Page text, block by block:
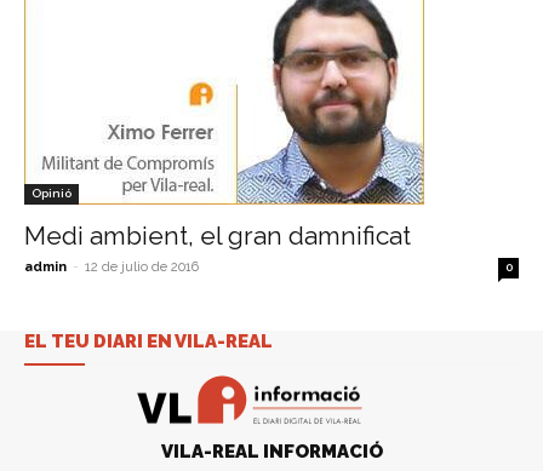
Opinió
Medi ambient, el gran damnificat
admin - 12 de julio de 2016 0
EL TEU DIARI EN VILA-REAL
VILA-REAL INFORMACIÓ